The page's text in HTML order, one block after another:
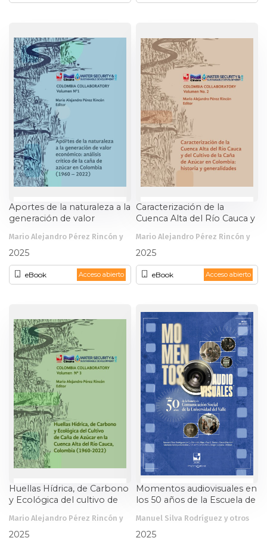
Aportes de la naturaleza a la
generación de valor
de la caña de azúcar en
Colombia (1960–2022)
Mario Alejandro Pérez Rincón y
2025
eBook Acceso abierto
Caracterización de la
Cuenca Alta del Río Cauca y
Azúcar en Colombia:
historia y generalidades
Mario Alejandro Pérez Rincón y
2025
eBook Acceso abierto
Huellas Hídrica, de Carbono
y Ecológica del cultivo de
Alta del Río Cauca,
Colombia (1960-2022)
Mario Alejandro Pérez Rincón y
2025
Momentos audiovisuales en
los 50 años de la Escuela de
Universidad del Valle
Manuel Silva Rodríguez y otros
2025